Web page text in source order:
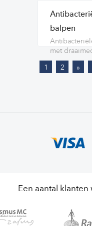
balpen
met
1 2 »
Een aantal